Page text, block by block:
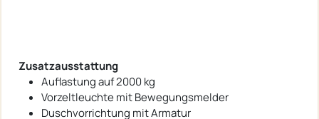
Zusatzausstattung
Auflastung auf 2000 kg
Vorzeltleuchte mit Bewegungsmelder
Duschvorrichtung mit Armatur